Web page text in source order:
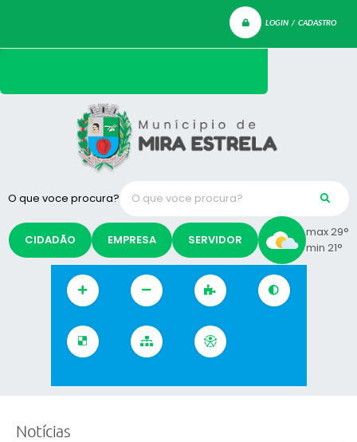
LOGIN / CADASTRO
O que voce procura?
CIDADÃO EMPRESA SERVIDOR
max 29°
min 21°
Notícias